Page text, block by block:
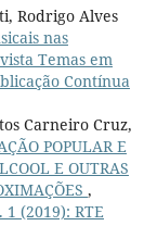
Rodrigo Alves
nas
Temas em
Contínua
Carneiro Cruz,
POPULAR E
E OUTRAS
,
(2019): RTE